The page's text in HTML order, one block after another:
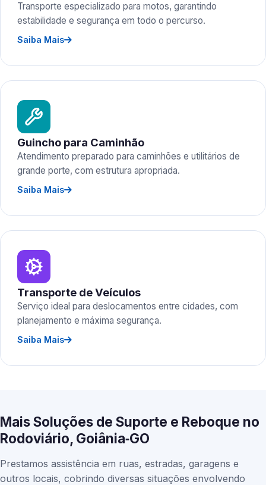
Transporte especializado para motos, garantindo
estabilidade e segurança em todo o percurso.
Saiba Mais
Guincho para Caminhão
Atendimento preparado para caminhões e utilitários de
grande porte, com estrutura apropriada.
Saiba Mais
Transporte de Veículos
Serviço ideal para deslocamentos entre cidades, com
planejamento e máxima segurança.
Saiba Mais
Mais Soluções de Suporte e Reboque no
Rodoviário, Goiânia‑GO
Prestamos assistência em ruas, estradas, garagens e
outros locais, cobrindo diversas situações envolvendo